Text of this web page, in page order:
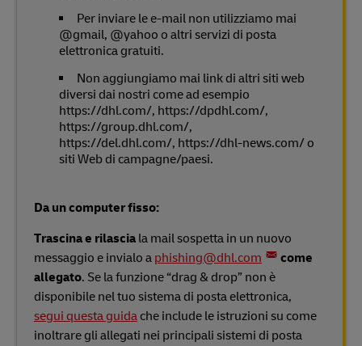
Per inviare le e-mail non utilizziamo mai
@gmail, @yahoo o altri servizi di posta
elettronica gratuiti.
Non aggiungiamo mai link di altri siti web
diversi dai nostri come ad esempio
https://dhl.com/, https://dpdhl.com/,
https://group.dhl.com/,
https://del.dhl.com/, https://dhl-news.com/ o
siti Web di campagne/paesi.
Da un computer fisso:
Trascina e rilascia la mail sospetta in un nuovo
messaggio e invialo a phishing@dhl.com
come
allegato. Se la funzione “drag & drop” non è
disponibile nel tuo sistema di posta elettronica,
segui questa guida che include le istruzioni su come
inoltrare gli allegati nei principali sistemi di posta